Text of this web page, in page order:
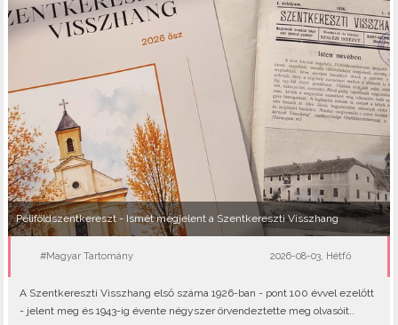
Péliföldszentkereszt - Ismét megjelent a Szentkereszti Visszhang
#Magyar Tartomány 2026-08-03, Hétfő
A Szentkereszti Visszhang első száma 1926-ban - pont 100 évvel ezelőtt
- jelent meg és 1943-ig évente négyszer örvendeztette meg olvasóit..